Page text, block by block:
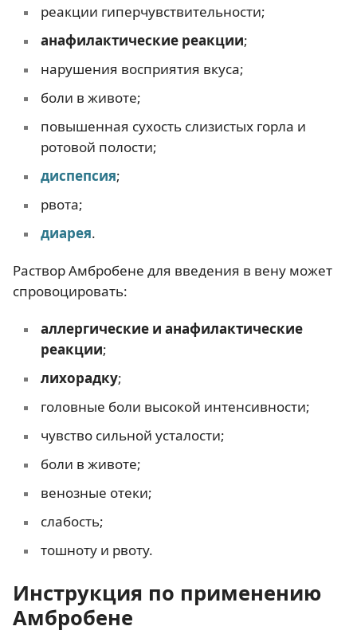
реакции гиперчувствительности;
анафилактические реакции;
нарушения восприятия вкуса;
боли в животе;
повышенная сухость слизистых горла и
ротовой полости;
диспепсия;
рвота;
диарея.
Раствор Амбробене для введения в вену может
спровоцировать:
аллергические и анафилактические
реакции;
лихорадку;
головные боли высокой интенсивности;
чувство сильной усталости;
боли в животе;
венозные отеки;
слабость;
тошноту и рвоту.
Инструкция по применению
Амбробене